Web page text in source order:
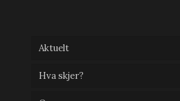
Aktuelt
Hva skjer?